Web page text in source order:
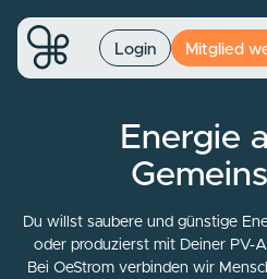
Login Mitglied
Energie
Du willst saubere und günstige
oder produzierst mit Deiner PV-
Bei OeStrom verbinden wir